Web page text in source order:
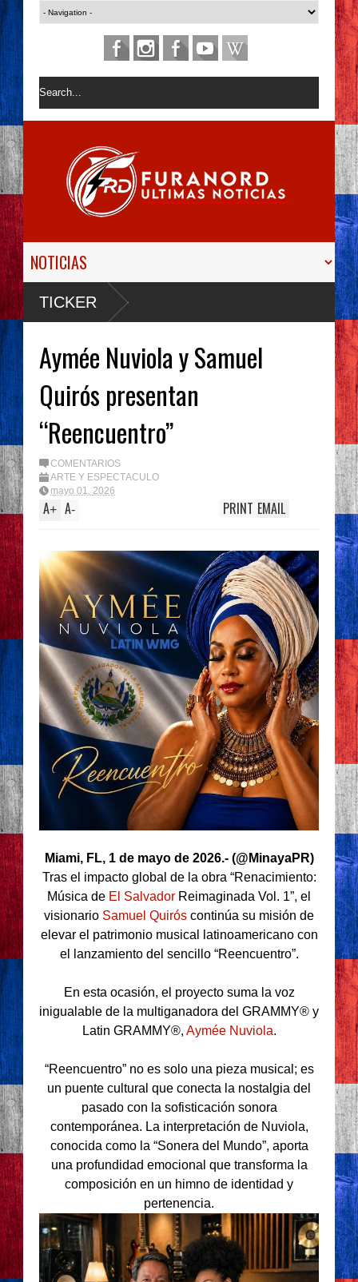
TICKER
Aymée Nuviola y Samuel
Quirós presentan
“Reencuentro”
COMENTARIOS
ARTE Y ESPECTÁCULO
mayo 01, 2026
A+ A- EMAIL
PRINT
Miami, FL, 1 de mayo de 2026.- (@MinayaPR)
Tras el impacto global de la obra “Renacimiento:
Música de El Salvador Reimaginada Vol. 1”, el
visionario Samuel Quirós continúa su misión de
elevar el patrimonio musical latinoamericano con
el lanzamiento del sencillo “Reencuentro”.
En esta ocasión, el proyecto suma la voz
inigualable de la multiganadora del GRAMMY® y
Latin GRAMMY®, Aymée Nuviola.
“Reencuentro” no es solo una pieza musical; es
un puente cultural que conecta la nostalgia del
pasado con la sofisticación sonora
contemporánea. La interpretación de Nuviola,
conocida como la “Sonera del Mundo”, aporta
una profundidad emocional que transforma la
composición en un himno de identidad y
pertenencia.